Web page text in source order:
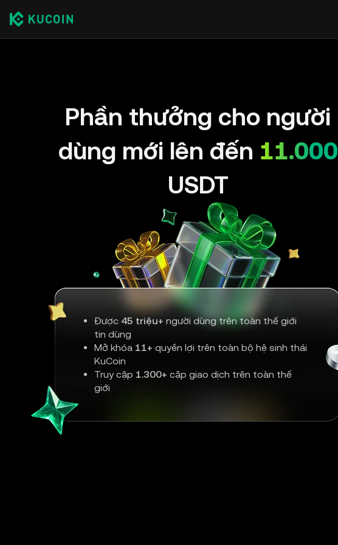
Phần thưởng cho người
dùng mới lên đến 11.000
USDT
Được 45 triệu+ người dùng trên toàn thế giới
tin dùng
Mở khóa 11+ quyền lợi trên toàn bộ hệ sinh thái
KuCoin
Truy cập 1.300+ cặp giao dịch trên toàn thế
giới